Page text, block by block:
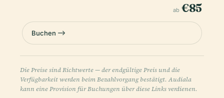
ab €85
Buchen
Die Preise sind Richtwerte — der endgültige Preis und die
Verfügbarkeit werden beim Bezahlvorgang bestätigt. Audiala
kann eine Provision für Buchungen über diese Links verdienen.